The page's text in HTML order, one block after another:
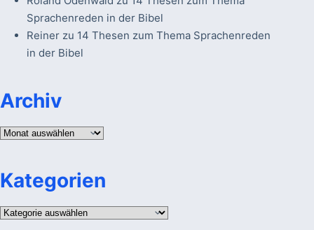
Sprachenreden in der Bibel
Reinerzu 14 Thesen zum Thema Sprachenreden
in der Bibel
Archiv
Archiv
Kategorien
Kategorien